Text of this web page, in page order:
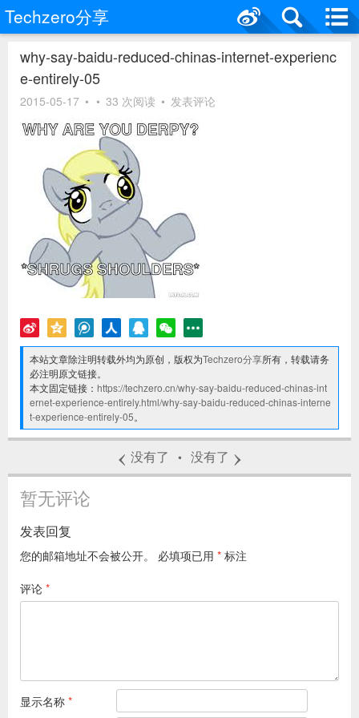
Techzero分享
why-say-baidu-reduced-chinas-internet-experienc
e-entirely-05
2015-05-17 • • 33 次阅读 • 发表评论
本站文章除注明转载外均为原创，版权为Techzero分享所有，转载请务
必注明原文链接。
本文固定链接：https://techzero.cn/why-say-baidu-reduced-chinas-int
ernet-experience-entirely.html/why-say-baidu-reduced-chinas-interne
t-experience-entirely-05。
‹ 没有了 • 没有了 ›
暂无评论
发表回复
您的邮箱地址不会被公开。 必填项已用 * 标注
评论 *
显示名称 *